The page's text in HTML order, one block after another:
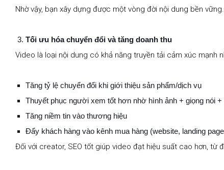
Nhờ vậy, bạn xây dựng được một vòng đời nội dung bền vững.
Tối ưu hóa chuyển đổi và tăng doanh thu
Video là loại nội dung có khả năng truyền tải cảm xúc mạnh
Tăng tỷ lệ chuyển đổi khi giới thiệu sản phẩm/dịch vụ
Thuyết phục người xem tốt hơn nhờ hình ảnh + giọng nói
Tăng niềm tin vào thương hiệu
Đẩy khách hàng vào kênh mua hàng (website, landing
Đối với creator, SEO tốt giúp video đạt hiệu suất cao hơn, từ